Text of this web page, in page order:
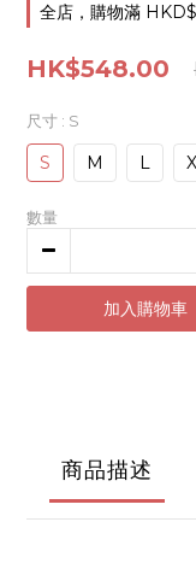
全店，購物滿
HK$548.00
尺寸 : S
S M L
數量
加入購物車
商品描述